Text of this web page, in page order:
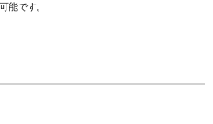
能です。